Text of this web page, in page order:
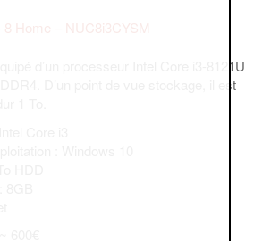
Home – NUC8i3CYSM
d’un processeur Intel Core i3-8121U
D’un point de vue stockage, il est
1 To.